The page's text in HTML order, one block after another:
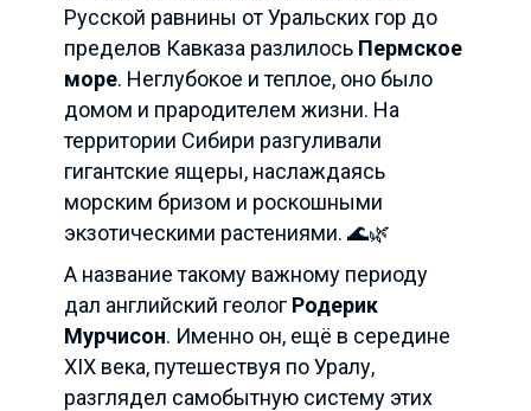
Русской равнины от Уральских гор до
пределов Кавказа разлилось Пермское
море. Неглубокое и теплое, оно было
домом и прародителем жизни. На
территории Сибири разгуливали
гигантские ящеры, наслаждаясь
морским бризом и роскошными
экзотическими растениями. 🌊🌿
А название такому важному периоду
дал английский геолог Родерик
Мурчисон. Именно он, ещё в середине
XIX века, путешествуя по Уралу,
разглядел самобытную систему этих